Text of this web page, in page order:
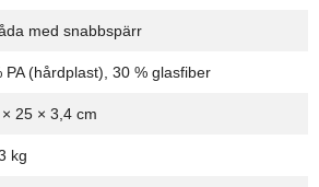
med snabbspärr
PA (hårdplast), 30 % glasfiber
25 × 3,4 cm
kg